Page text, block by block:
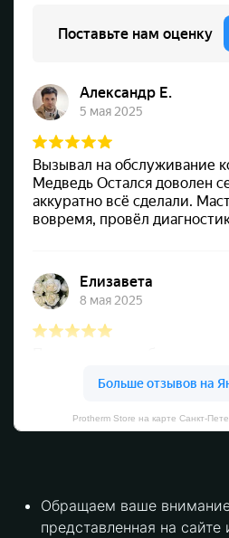
Protherm Store на карте
Обращаем ваше внимание
представленная на